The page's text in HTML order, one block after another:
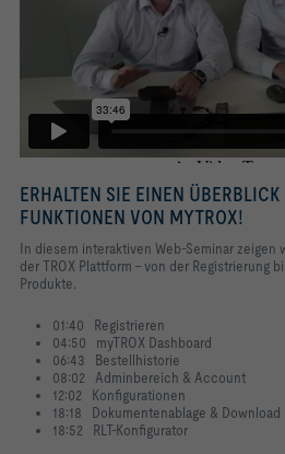
ERHALTEN SIE EINEN
FUNKTIONEN VON MYTROX!
In diesem interaktiven Web-Seminar
der TROX Plattform – von der Registrierung
Produkte.
01:40 Registrieren
04:50 myTROX Dashboard
06:43 Bestellhistorie
08:02 Adminbereich & Account
12:02 Konfigurationen
18:18 Dokumentenablage & Download
18:52 RLT-Konfigurator